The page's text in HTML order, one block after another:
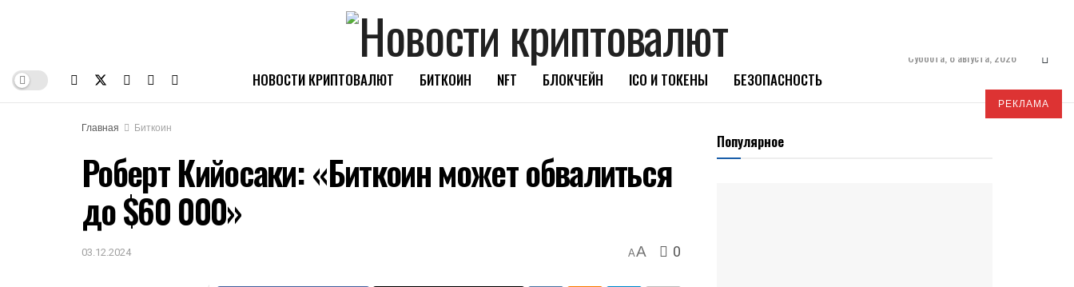
НОВОСТИ КРИПТОВАЛЮТ БИТКОИН NFT БЛОКЧЕЙН ICO И ТОКЕНЫ БЕЗОПАСНОСТЬ
Суббота, 8 августа, 2026
РЕКЛАМА
Главная
Биткоин
Роберт Кийосаки: «Биткоин может обвалиться
до $60 000»
03.12.2024 AA 0
Популярное